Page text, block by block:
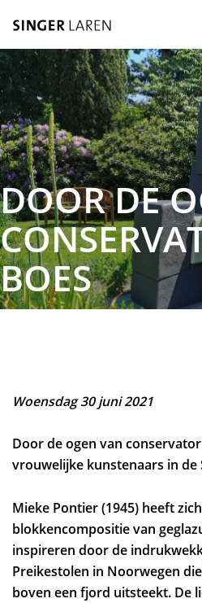
DOOR DE
BOES
Woensdag 30 juni 2021
Door de ogen van
vrouwelijke kunstenaars in de
Mieke Pontier (1945) heeft
blokkencompositie van
inspireren door de
Preikestolen in Noorwegen
boven een fjord uitsteekt. De